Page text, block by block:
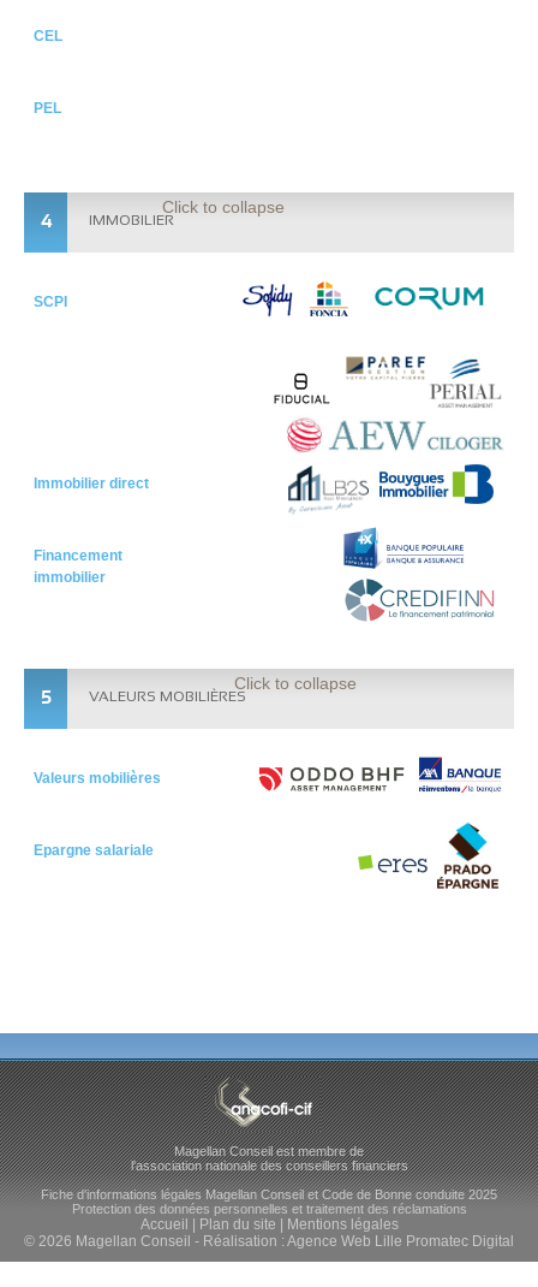
CEL
PEL
4 IMMOBILIER
Click to collapse
SCPI
Immobilier direct
Financement
immobilier
5 VALEURS MOBILIÈRES
Click to collapse
Valeurs mobilières
Epargne salariale
Magellan Conseil est membre de
l'association nationale des conseillers financiers
Fiche d'informations légales Magellan Conseil et Code de Bonne conduite 2025
Protection des données personnelles et traitement des réclamations
Accueil Plan du site
Mentions légales
© 2026 Magellan Conseil - Réalisation : Agence Web Lille Promatec Digital